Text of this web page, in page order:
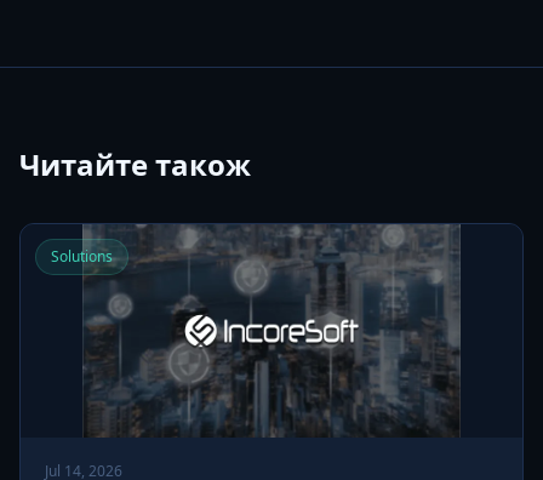
Читайте також
Solutions
Jul 14, 2026